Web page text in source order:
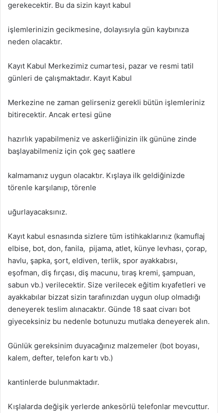
gerekecektir. Bu da sizin kayıt kabul
işlemlerinizin gecikmesine, dolayısıyla gün kaybınıza
neden olacaktır.
Kayıt Kabul Merkezimiz cumartesi, pazar ve resmi tatil
günleri de çalışmaktadır. Kayıt Kabul
Merkezine ne zaman gelirseniz gerekli bütün işlemleriniz
bitirecektir. Ancak ertesi güne
hazırlık yapabilmeniz ve askerliğinizin ilk gününe zinde
başlayabilmeniz için çok geç saatlere
kalmamanız uygun olacaktır. Kışlaya ilk geldiğinizde
törenle karşılanıp, törenle
uğurlayacaksınız.
Kayıt kabul esnasında sizlere tüm istihkaklarınız (kamuflaj
elbise, bot, don, fanila, pijama, atlet, künye levhası, çorap,
havlu, şapka, şort, eldiven, terlik, spor ayakkabısı,
eşofman, diş fırçası, diş macunu, tıraş kremi, şampuan,
sabun vb.) verilecektir. Size verilecek eğitim kıyafetleri ve
ayakkabılar bizzat sizin tarafınızdan uygun olup olmadığı
deneyerek teslim alınacaktır. Günde 18 saat civarı bot
giyeceksiniz bu nedenle botunuzu mutlaka deneyerek alın.
Günlük gereksinim duyacağınız malzemeler (bot boyası,
kalem, defter, telefon kartı vb.)
kantinlerde bulunmaktadır.
Kışlalarda değişik yerlerde ankesörlü telefonlar mevcuttur.